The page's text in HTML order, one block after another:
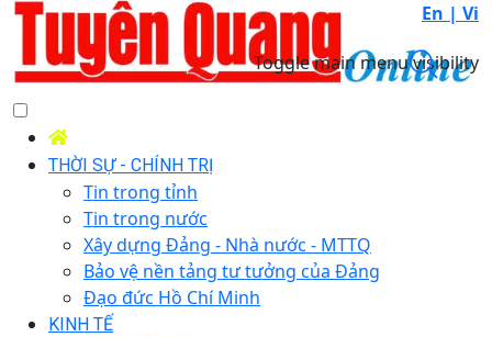
En | Vi
Toggle main menu visibility
THỜI SỰ - CHÍNH TRỊ
Tin trong tỉnh
Tin trong nước
Xây dựng Đảng - Nhà nước - MTTQ
Bảo vệ nền tảng tư tưởng của Đảng
Đạo đức Hồ Chí Minh
KINH TẾ